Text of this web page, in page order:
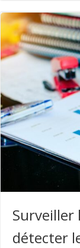
Surveiller
détecter